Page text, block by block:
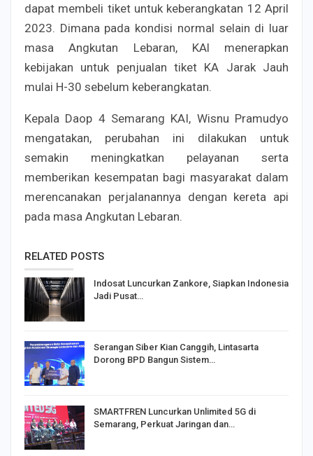
dapat membeli tiket untuk keberangkatan 12 April
2023. Dimana pada kondisi normal selain di luar
masa Angkutan Lebaran, KAl menerapkan
kebijakan untuk penjualan tiket KA Jarak Jauh
mulai H-30 sebelum keberangkatan.
Kepala Daop 4 Semarang KAI, Wisnu Pramudyo
mengatakan, perubahan ini dilakukan untuk
semakin meningkatkan pelayanan serta
memberikan kesempatan bagi masyarakat dalam
merencanakan perjalanannya dengan kereta api
pada masa Angkutan Lebaran.
RELATED POSTS
Indosat Luncurkan Zankore, Siapkan Indonesia
Jadi Pusat…
Serangan Siber Kian Canggih, Lintasarta
Dorong BPD Bangun Sistem…
SMARTFREN Luncurkan Unlimited 5G di
Semarang, Perkuat Jaringan dan…